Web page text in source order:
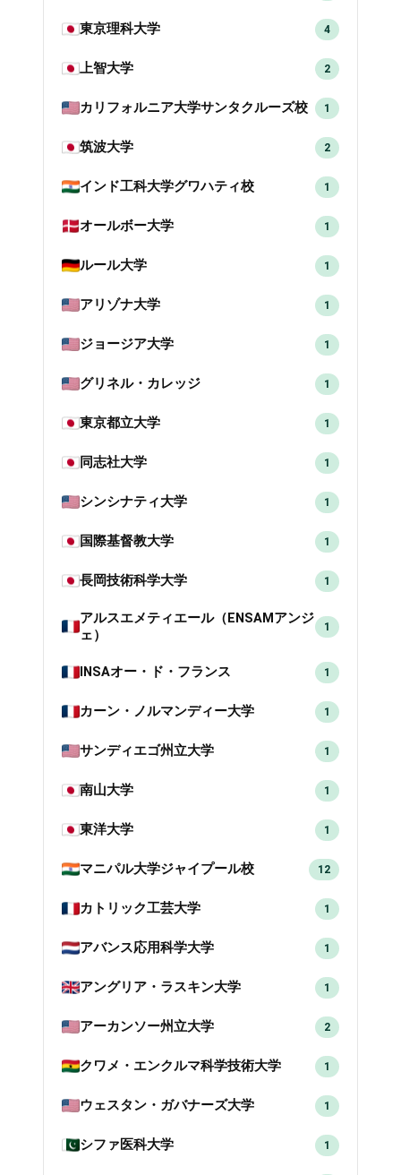
東京理科大学 4
上智大学 2
カリフォルニア大学サンタクルーズ校 1
筑波大学 2
インド工科大学グワハティ校 1
オールボー大学 1
ルール大学 1
アリゾナ大学 1
ジョージア大学 1
グリネル・カレッジ 1
東京都立大学 1
同志社大学 1
シンシナティ大学 1
国際基督教大学 1
長岡技術科学大学 1
アルスエメティエール（ENSAMアンジ
ェ）
1
INSAオー・ド・フランス 1
カーン・ノルマンディー大学 1
サンディエゴ州立大学 1
南山大学 1
東洋大学 1
マニパル大学ジャイプール校 12
カトリック工芸大学 1
アバンス応用科学大学 1
アングリア・ラスキン大学 1
アーカンソー州立大学 2
クワメ・エンクルマ科学技術大学 1
ウェスタン・ガバナーズ大学 1
シファ医科大学 1